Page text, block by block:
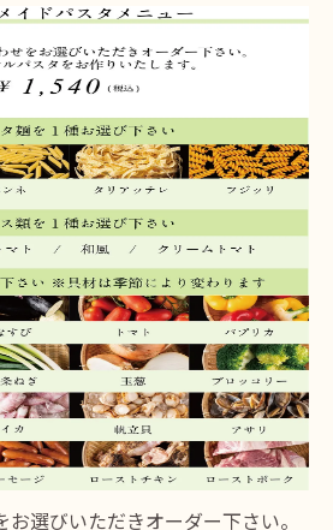
選びいただきオーダー下さい。